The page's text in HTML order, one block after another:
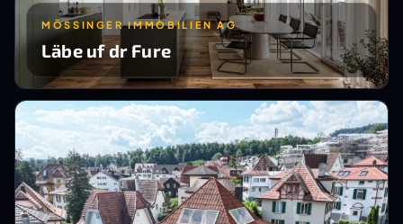
MÖSSINGER IMMOBILIEN AG
Läbe uf dr Fure